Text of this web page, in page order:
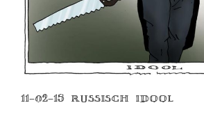
11-02-15 RUSSISCH IDOOL